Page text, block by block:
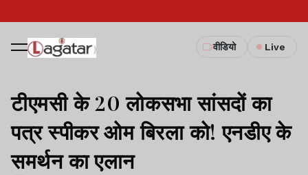
वीडियो Live
टीएमसी के 20 लोकसभा सांसदों का
पत्र स्पीकर ओम बिरला को! एनडीए के
समर्थन का एलान